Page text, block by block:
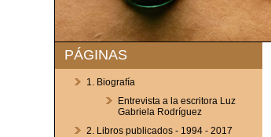
PÁGINAS
1. Biografía
Entrevista a la escritora Luz
Gabriela Rodríguez
2. Libros publicados - 1994 - 2017